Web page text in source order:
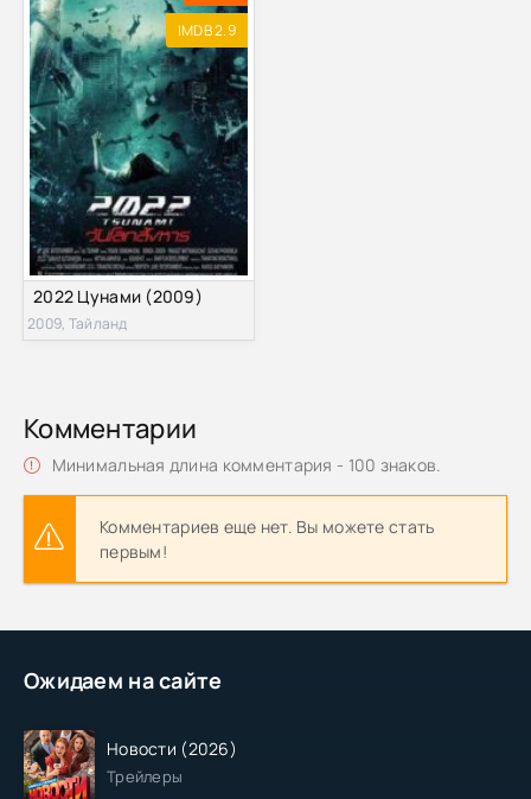
Ожидаем на сайте
Новости (2026)
Трейлеры
IMDB 2.9
2022 Цунами (2009)
2009, Тайланд
Комментарии
Минимальная длина комментария - 100 знаков.
Комментариев еще нет. Вы можете стать
первым!